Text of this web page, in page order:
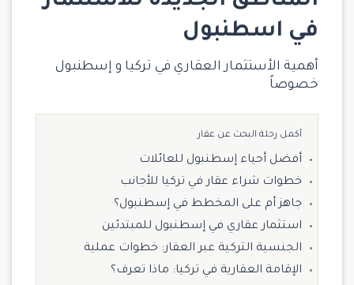
في اسطنبول
أهمية الأستثمار العقاري في تركيا و إسطنبول
خصوصاً
أكمل رحلة البحث عن عقار
أفضل أحياء إسطنبول للعائلات
خطوات شراء عقار في تركيا للأجانب
جاهز أم على المخطط في إسطنبول؟
استثمار عقاري في إسطنبول للمبتدئين
الجنسية التركية عبر العقار: خطوات عملية
الإقامة العقارية في تركيا: ماذا تعرف؟